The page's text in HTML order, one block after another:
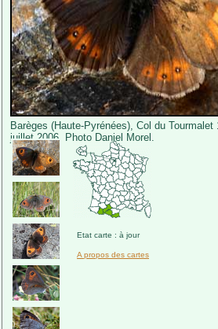
Barèges (Haute-Pyrénées), Col du Tourmalet
juillet 2006. Photo Daniel Morel.
Etat carte : à jour
A propos des cartes